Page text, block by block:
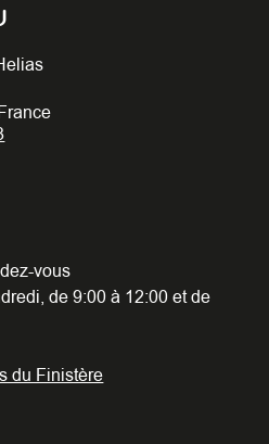
vous
de 9:00 à 12:00 et de
du Finistère